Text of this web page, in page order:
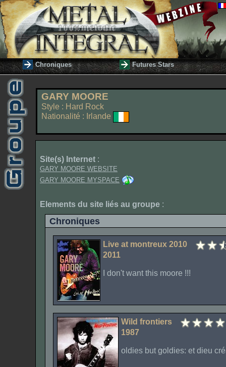
Chroniques Futures Stars
GARY MOORE
Style : Hard Rock
Nationalité : Irlande
Site(s) Internet :
GARY MOORE WEBSITE
GARY MOORE MYSPACE
Elements du site liés au groupe :
Chroniques
Live at montreux 2010
2011
I don't want this moore !!!
Wild frontiers
1987
oldies but goldies: et dieu